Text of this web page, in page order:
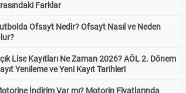
Farklar
Ofsayt Nedir? Ofsayt Nasıl ve Neden
Lise Kayıtları Ne Zaman 2026? AÖL 2. Dönem
Yenileme ve Yeni Kayıt Tarihleri
İndirim Var mı? Motorin Fiyatlarında